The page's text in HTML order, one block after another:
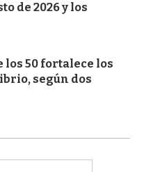
de 2026 y los
los 50 fortalece los
según dos